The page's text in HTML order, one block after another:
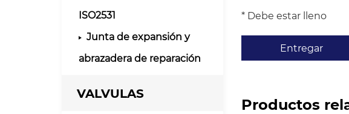
ISO2531
Junta de expansión y
abrazadera de reparación
VALVULAS
* Debe estar lleno
Entregar
Productos